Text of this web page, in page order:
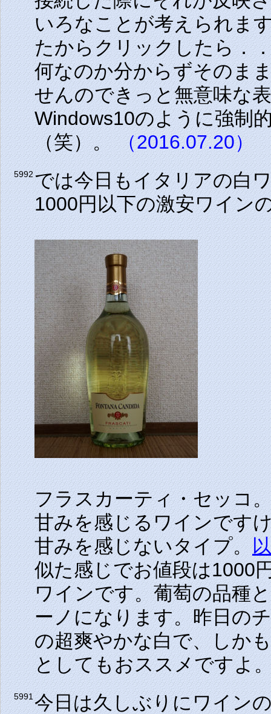
いろなことが考えられま
たからクリックしたら．
何なのか分からずそのま
せんのできっと無意味な
Windows10のように強制
（笑）。（2016.07.20）
5992では今日もイタリアの白
1000円以下の激安ワイン
フラスカーティ・セッコ
甘みを感じるワインです
甘みを感じないタイプ。
似た感じでお値段は1000
ワインです。葡萄の品種
ーノになります。昨日の
の超爽やかな白で、しか
としてもおススメですよ
5991今日は久しぶりにワイン